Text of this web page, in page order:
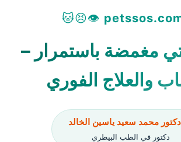
👁️😣🐱
مغمضة باستمرار –
والعلاج الفوري
محمد سعيد ياسين الخالد
دكتور في الطب البيطري